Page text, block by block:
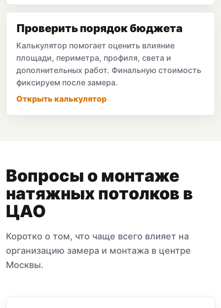
Проверить порядок бюджета
Калькулятор помогает оценить влияние
площади, периметра, профиля, света и
дополнительных работ. Финальную стоимость
фиксируем после замера.
Открыть калькулятор
Вопросы о монтаже
натяжных потолков в
ЦАО
Коротко о том, что чаще всего влияет на
организацию замера и монтажа в центре
Москвы.